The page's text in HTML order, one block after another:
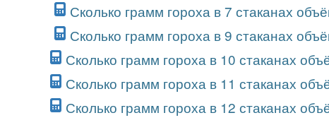
Сколько грамм гороха в 7 стаканах
Сколько грамм гороха в 9 стаканах
Сколько грамм гороха в 10 стаканах
Сколько грамм гороха в 11 стаканах
Сколько грамм гороха в 12 стаканах